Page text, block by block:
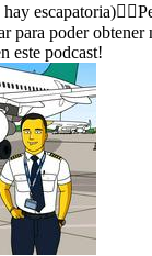
para poder obtener
este podcast!